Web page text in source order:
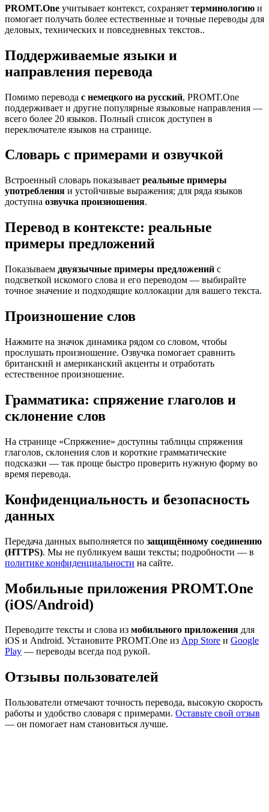
PROMT.One учитывает контекст, сохраняет терминологию и
помогает получать более естественные и точные переводы для
деловых, технических и повседневных текстов..
Поддерживаемые языки и
направления перевода
Помимо перевода с немецкого на русский, PROMT.One
поддерживает и другие популярные языковые направления —
всего более 20 языков. Полный список доступен в
переключателе языков на странице.
Словарь с примерами и озвучкой
Встроенный словарь показывает реальные примеры
употребления и устойчивые выражения; для ряда языков
доступна озвучка произношения.
Перевод в контексте: реальные
примеры предложений
Показываем двуязычные примеры предложений с
подсветкой искомого слова и его переводом — выбирайте
точное значение и подходящие коллокации для вашего текста.
Произношение слов
Нажмите на значок динамика рядом со словом, чтобы
прослушать произношение. Озвучка помогает сравнить
британский и американский акценты и отработать
естественное произношение.
Грамматика: спряжение глаголов и
склонение слов
На странице «Спряжение» доступны таблицы спряжения
глаголов, склонения слов и короткие грамматические
подсказки — так проще быстро проверить нужную форму во
время перевода.
Конфиденциальность и безопасность
данных
Передача данных выполняется по защищённому соединению
(HTTPS). Мы не публикуем ваши тексты; подробности — в
политике конфиденциальности на сайте.
Мобильные приложения PROMT.One
(iOS/Android)
Переводите тексты и слова из мобильного приложения для
iOS и Android. Установите PROMT.One из App Store и Google
Play — переводы всегда под рукой.
Отзывы пользователей
Пользователи отмечают точность перевода, высокую скорость
работы и удобство словаря с примерами. Оставьте свой отзыв
— он помогает нам становиться лучше.